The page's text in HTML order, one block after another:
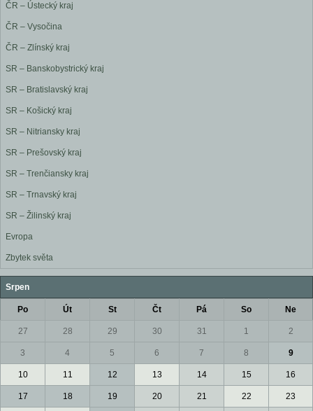
ČR – Ústecký kraj
ČR – Vysočina
ČR – Zlínský kraj
SR – Banskobystrický kraj
SR – Bratislavský kraj
SR – Košický kraj
SR – Nitriansky kraj
SR – Prešovský kraj
SR – Trenčiansky kraj
SR – Trnavský kraj
SR – Žilinský kraj
Evropa
Zbytek světa
Srpen
Po Út St Čt Pá So Ne
27 28 29 30 31 1 2
3 4 5 6 7 8 9
10 11 12 13 14 15 16
17 18 19 20 21 22 23